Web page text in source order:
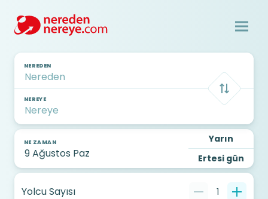
NEREDEN
NEREYE
NE ZAMAN
Yarın
Ertesi gün
Yolcu Sayısı 1